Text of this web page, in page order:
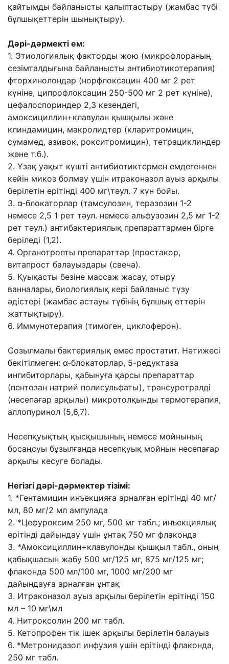
қайтымды байланысты қалыптастыру (жамбас түбі
бұлшықеттерін шынықтыру).
Дəрі-дəрмекті ем:
1. Этиологиялық факторды жою (микрофлораның
сезімталдығына байланысты антибиотикотерапия)
фторхинолондар (норфлоксацин 400 мг 2 рет
күніне, ципрофлоксацин 250-500 мг 2 рет күніне),
цефалоспориндер 2,3 кезеңдегі,
амоксициллин+клавулан қышқылы жəне
клиндамицин, макролидтер (кларитромицин,
сумамед, азивок, рокситромицин), тетрациклиндер
жəне т.б.).
2. Ұзақ уақыт күшті антибиотиктермен емдегеннен
кейін микоз болмау үшін итраконазол ауыз арқылы
берілетін ерітінді 400 мг\тəул. 7 күн бойы.
3. α-блокаторлар (тамсулозин, теразозин 1-2
немесе 2,5 1 рет тəул. немесе альфузозин 2,5 мг 1-2
рет тəул.) антибактериялық препараттармен бірге
беріледі (1,2).
4. Органотропты препараттар (простакор,
витапрост балауыздары (свеча).
5. Қуықасты безіне массаж жасау, отыру
ванналары, биологиялық кері байланыс түзу
əдістері (жамбас астауы түбінің бұлшық еттерін
жаттықтыру).
6. Иммунотерапия (тимоген, циклоферон).
Созылмалы бактериялық емес простатит. Нəтижесі
бекітілмеген: α-блокаторлар, 5-редуктаза
ингибиторлары, қабынуға қарсы препараттар
(пентозан натрий полисульфаты), трансуретралді
(несепағар арқылы) микротолқынды термотерапия,
аллопуринол (5,6,7).
Несепқуықтың қысқышының немесе мойнының
босаңсуы бұзылғанда несепқуық мойнын несепағар
арқылы кесуге болады.
Негізгі дəрі-дəрмектер тізімі:
1. *Гентамицин инъекцияға арналған ерітінді 40 мг/
мл, 80 мг/2 мл ампулада
2. *Цефуроксим 250 мг, 500 мг табл.; инъекциялық
ерітінді дайындау үшін ұнтақ 750 мг флаконда
3. *Амоксициллин+клавулонды қышқыл табл., оның
қабықшасын жабу 500 мг/125 мг, 875 мг/125 мг;
флаконда 500 мл/100 мг, 1000 мг/200 мг
дайындауға арналған ұнтақ
3. Итраконазол ауыз арқылы берілетін ерітінді 150
мл – 10 мг\мл
4. Нитроксолин 200 мг табл.
5. Кетопрофен тік ішек арқылы берілетін балауыз
6. *Метронидазол инфузия үшін ерітінді флаконда,
250 мг табл.